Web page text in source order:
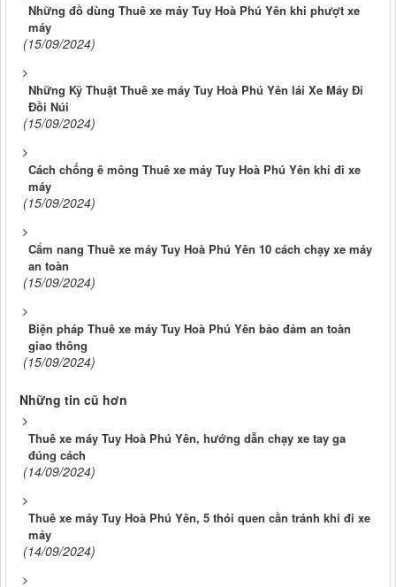
Những đồ dùng Thuê xe máy Tuy Hoà Phú Yên khi phượt xe
máy
(15/09/2024)
Những Kỹ Thuật Thuê xe máy Tuy Hoà Phú Yên lái Xe Máy Đi
Đồi Núi
(15/09/2024)
Cách chống ê mông Thuê xe máy Tuy Hoà Phú Yên khi đi xe
máy
(15/09/2024)
Cẩm nang Thuê xe máy Tuy Hoà Phú Yên 10 cách chạy xe máy
an toàn
(15/09/2024)
Biện pháp Thuê xe máy Tuy Hoà Phú Yên bảo đảm an toàn
giao thông
(15/09/2024)
Những tin cũ hơn
Thuê xe máy Tuy Hoà Phú Yên, hướng dẫn chạy xe tay ga
đúng cách
(14/09/2024)
Thuê xe máy Tuy Hoà Phú Yên, 5 thói quen cần tránh khi đi xe
máy
(14/09/2024)